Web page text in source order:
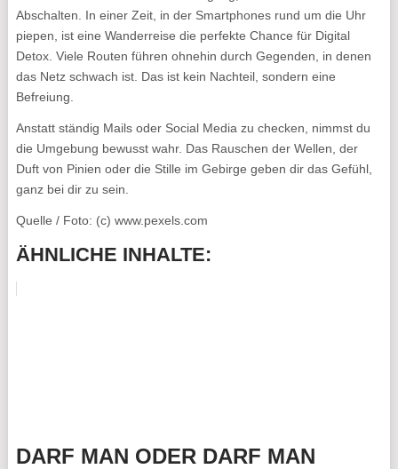
Abschalten. In einer Zeit, in der Smartphones rund um die Uhr
piepen, ist eine Wanderreise die perfekte Chance für Digital
Detox. Viele Routen führen ohnehin durch Gegenden, in denen
das Netz schwach ist. Das ist kein Nachteil, sondern eine
Befreiung.
Anstatt ständig Mails oder Social Media zu checken, nimmst du
die Umgebung bewusst wahr. Das Rauschen der Wellen, der
Duft von Pinien oder die Stille im Gebirge geben dir das Gefühl,
ganz bei dir zu sein.
Quelle / Foto: (c) www.pexels.com
ÄHNLICHE INHALTE:
DARF MAN ODER DARF MAN